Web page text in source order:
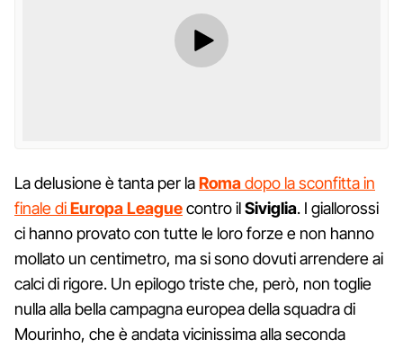
La delusione è tanta per laRomadopo la sconfitta in
finale diEuropa Leaguecontro ilSiviglia. I giallorossi
ci hanno provato con tutte le loro forze e non hanno
mollato un centimetro, ma si sono dovuti arrendere ai
calci di rigore. Un epilogo triste che, però, non toglie
nulla alla bella campagna europea della squadra di
Mourinho, che è andata vicinissima alla seconda